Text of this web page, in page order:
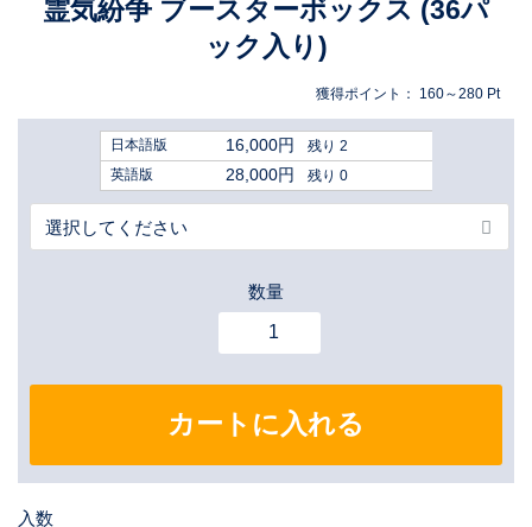
霊気紛争 ブースターボックス (36パ
ック入り)
獲得ポイント： 160～280 Pt
日本語版 16,000円
残り 2
英語版
28,000円 残り 0
数量
カートに入れる
入数